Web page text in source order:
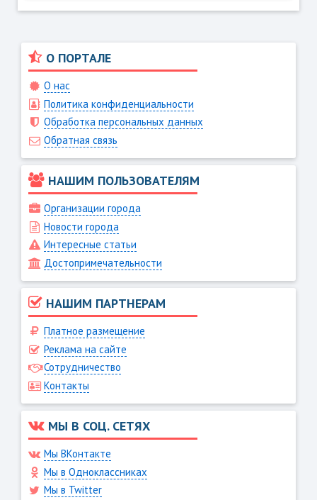
О ПОРТАЛЕ
О нас
Политика конфиденциальности
Обработка персональных данных
Обратная связь
НАШИМ ПОЛЬЗОВАТЕЛЯМ
Организации города
Новости города
Интересные статьи
Достопримечательности
НАШИМ ПАРТНЕРАМ
Платное размещение
Реклама на сайте
Сотрудничество
Контакты
МЫ В СОЦ. СЕТЯХ
Мы ВКонтакте
Мы в Одноклассниках
Мы в Twitter